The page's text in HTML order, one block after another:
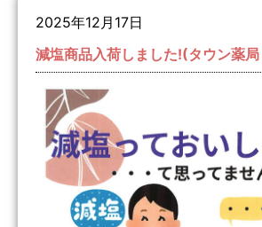
2025年12月17日
減塩商品入荷しました!(タウン薬